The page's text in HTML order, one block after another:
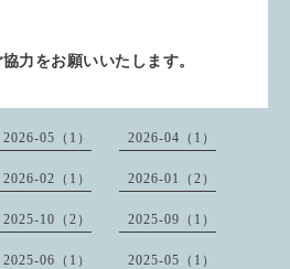
力をお願いいたします。
2026-05（1） 2026-04（1）
2026-02（1） 2026-01（2）
2025-10（2） 2025-09（1）
2025-06（1） 2025-05（1）